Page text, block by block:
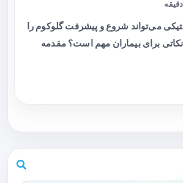
می‌تواند شروع و پیشرفت گلوکوم را
برای بیماران مهم است؟ مقدمه